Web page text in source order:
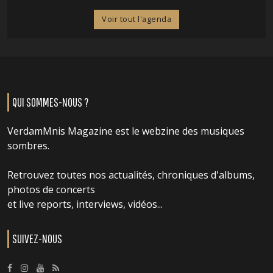
Voir tout l'agenda
QUI SOMMES-NOUS ?
VerdamMnis Magazine est le webzine des musiques
sombres.
Retrouvez toutes nos actualités, chroniques d'albums,
photos de concerts
et live reports, interviews, vidéos...
SUIVEZ-NOUS